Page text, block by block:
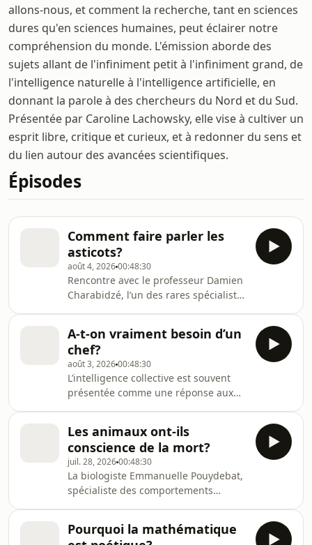
allons-nous, et comment la recherche, tant en sciences
dures qu'en sciences humaines, peut éclairer notre
compréhension du monde. L'émission aborde des
sujets allant de l'infiniment petit à l'infiniment grand, de
l'intelligence naturelle à l'intelligence artificielle, en
donnant la parole à des chercheurs du Nord et du Sud.
Présentée par Caroline Lachowsky, elle vise à cultiver un
esprit libre, critique et curieux, et à redonner du sens et
du lien autour des avancées scientifiques.
Épisodes
Comment faire parler les
asticots?
août 4, 202600:48:30
Rencontre avec le professeur Damien
Charabidzé, l’un des rares spécialistes
les asticots et autres insectes
nécrophages deviennent de précieux
témoins dans les enquêtes
criminelles. Une plongée fascinante
au cœur de la science forensique…
avec une bonne dose d’humour noir !
Ravis de vous retrouver pour une
émission un peu particul
A-t-on vraiment besoin d’un
chef?
août 3, 202600:48:30
L’intelligence collective est souvent
présentée comme une réponse aux
pour mettre en commun nos
connaissances, nos compétences et
nos idées, afin de réaliser ensemble
ce qu’aucun de nous ne pourrait
accomplir seul ? Pourquoi le collectif
ça marche… ou pas ? Quels biais nous
empêchent de faire cause commune ?
A t-on toujours bes
Les animaux ont-ils
conscience de la mort?
juil. 28, 202600:48:30
La biologiste Emmanuelle Pouydebat,
spécialiste des comportements
aux otaries, des chimpanzés aux
Pourquoi la mathématique